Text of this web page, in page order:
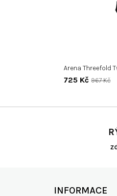
Arena Threefold
725 Kč 967 Kč
INFORMACE